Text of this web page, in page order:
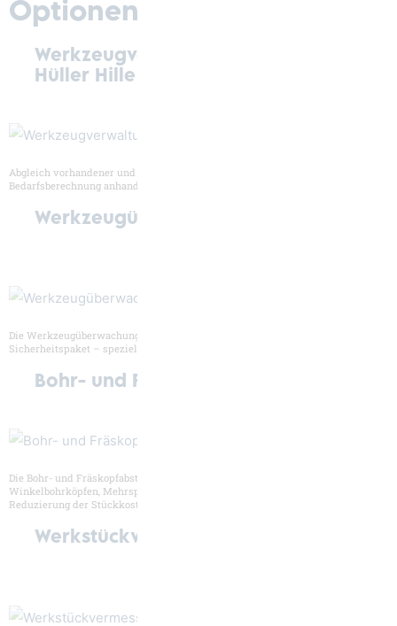
Optionen
Werkzeugverwaltung – made by
Hüller Hille
Abgleich vorhandener und benötigter Werkzeuge im Magazin.
Bedarfsberechnung anhand automatisch ermittelter Werkzeug-Laufzeiten.
Werkzeugüberwachung
Die Werkzeugüberwachung ist individuell ausbaufähig bis zum kompletten
Sicherheitspaket – speziell für die unbemannte Fertigung.
Bohr- und Fräskopfabstützung
Die Bohr- und Fräskopfabstützung ermöglicht den Einsatz von
Winkelbohrköpfen, Mehrspindelköpfen oder Gewindeschneidapparaturen zur
Reduzierung der Stückkosten.
Werkstückvermessung